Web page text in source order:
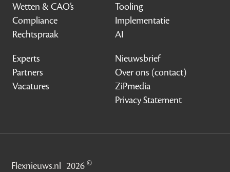
Wetten & CAO’s
Compliance
Rechtspraak
Tooling
Implementatie
AI
Experts
Partners
Vacatures
Nieuwsbrief
Over ons (contact)
ZiPmedia
Privacy Statement
Flexnieuws.nl 2026©